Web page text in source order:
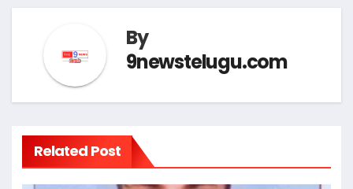
By
9newstelugu.com
Related Post